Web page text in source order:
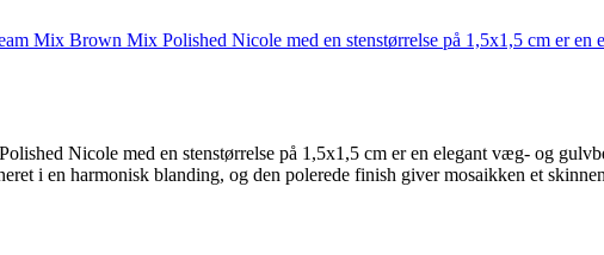
Mix Brown Mix Polished Nicole med en stenstørrelse på 1,5x1,5 cm er
Nicole med en stenstørrelse på 1,5x1,5 cm er en elegant væg- og
i en harmonisk blanding, og den polerede finish giver mosaikken et